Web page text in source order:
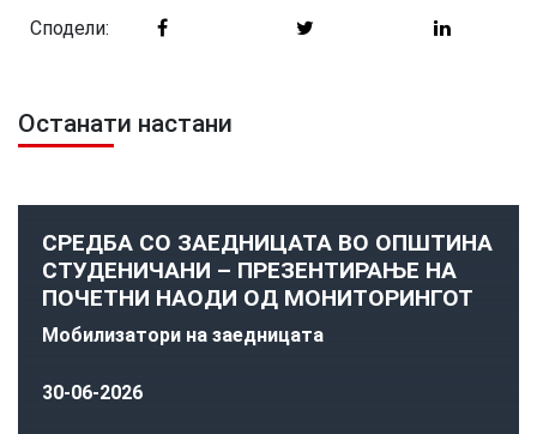
Сподели:
Останати настани
СРЕДБА СО ЗАЕДНИЦАТА ВО ОПШТИНА
СТУДЕНИЧАНИ – ПРЕЗЕНТИРАЊЕ НА
ПОЧЕТНИ НАОДИ ОД МОНИТОРИНГОТ
Мобилизатори на заедницата
30-06-2026